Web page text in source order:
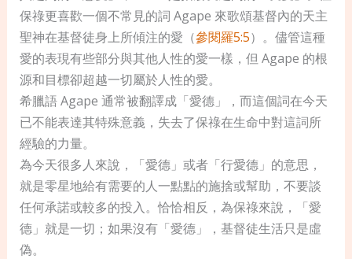
保祿更喜歡一個不常見的詞 Agape 來歌頌基督內的天主
聖神在基督徒身上所傾注的愛（參閱羅5:5）。儘管這種
愛的表現有些部分與其他人性的愛一樣，但 Agape 的根
源和目標卻超越一切屬於人性的愛。
希臘語 Agape 通常被翻譯成「愛德」，而這個詞在今天
已不能表達其特殊意義，失去了保祿在生命中對這詞所
經驗的力量。
為今天很多人來說，「愛德」或者「行愛德」的意思，
就是零星地給有需要的人一點點的施捨或幫助，不要談
任何承諾或較多的投入。恰恰相反，為保祿來說，「愛
德」就是一切；如果沒有「愛德」，基督徒生活只是虛
偽。